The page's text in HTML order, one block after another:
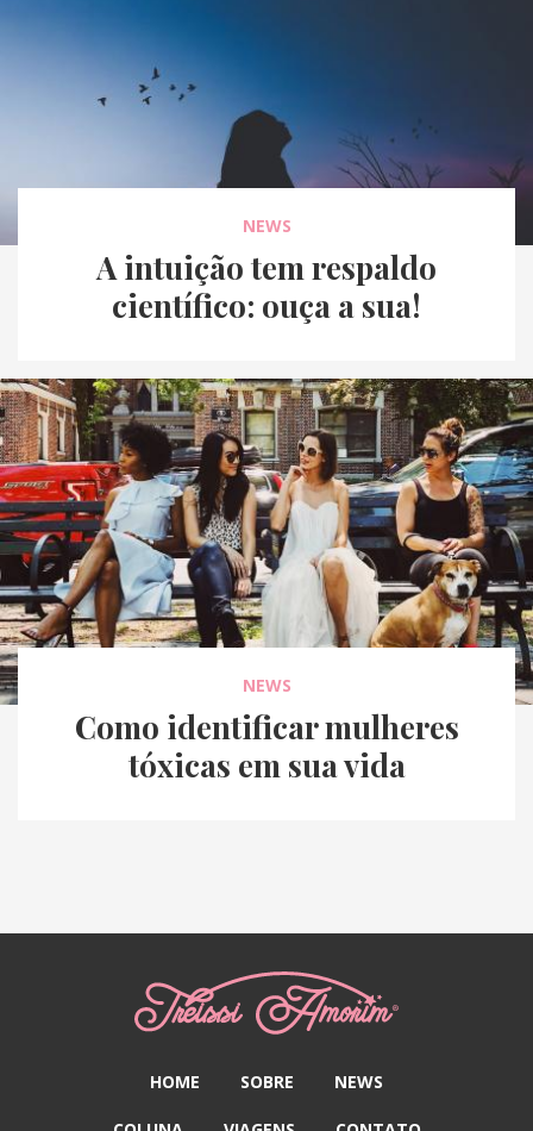
NEWS
A intuição tem respaldo
científico: ouça a sua!
NEWS
Como identificar mulheres
tóxicas em sua vida
HOME SOBRE NEWS